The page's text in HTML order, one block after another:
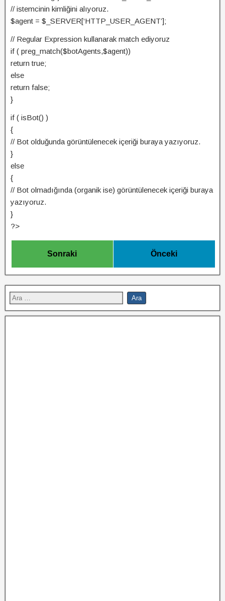
// istemcinin kimliğini alıyoruz.
$agent = $_SERVER[‘HTTP_USER_AGENT’];
// Regular Expression kullanarak match ediyoruz
if ( preg_match($botAgents,$agent))
return true;
else
return false;
}
if ( isBot() )
{
// Bot olduğunda görüntülenecek içeriği buraya yazıyoruz.
}
else
{
// Bot olmadığında (organik ise) görüntülenecek içeriği buraya
yazıyoruz.
}
?>
Sonraki Önceki